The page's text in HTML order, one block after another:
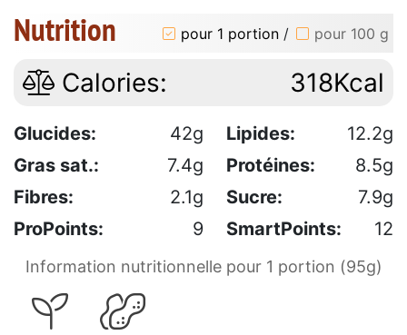
Nutrition pour 1 portion / pour 100 g
Calories: 318Kcal
Glucides: 42g Lipides:
12.2g
Gras sat.:
7.4g Protéines:
8.5g
Fibres:
2.1g Sucre:
7.9g
ProPoints:
9 SmartPoints: 12
Information nutritionnelle pour 1 portion (95g)